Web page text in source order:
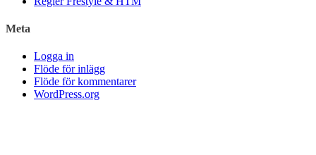
Meta
Logga in
Flöde för inlägg
Flöde för kommentarer
WordPress.org